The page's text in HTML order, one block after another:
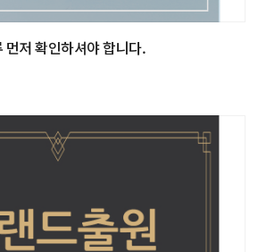
저 확인하셔야 합니다.